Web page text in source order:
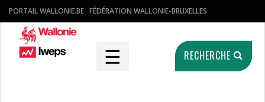
PORTAIL WALLONIE.BE FÉDÉRATION WALLONIE-BRUXELLES
☰ RECHERCHE